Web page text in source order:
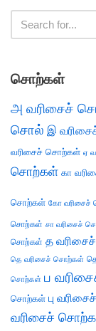
சொற்கள்
அ வரிசைச்
சொல் இ
வரிசைச் சொற்கள் ஏ
சொற்கள் கா
சொற்கள் கோ வரிசைச்
சொற்கள் சா வரிசைச்
சொற்கள் த
தெ வரிசைச் சொற்கள்
சொற்கள் ப
சொற்கள் பு
வரிசைச்